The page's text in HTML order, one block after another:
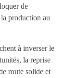
de
production au
à inverser le
la reprise
route solide et